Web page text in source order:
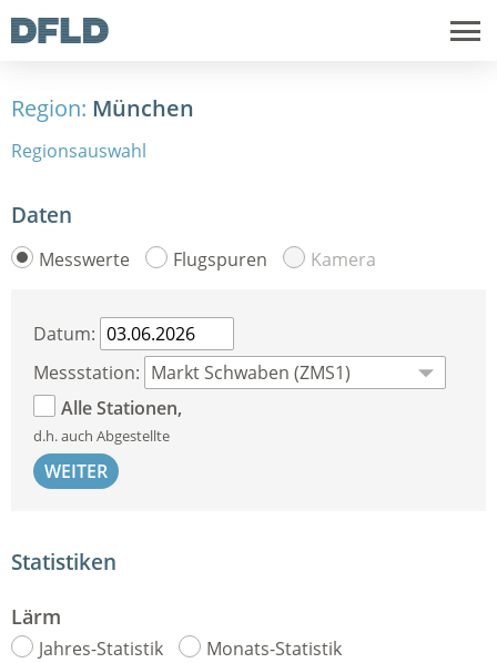
Region: München
Regionsauswahl
Daten
Messwerte Flugspuren Kamera
Datum:
Messstation:
Alle Stationen,
d.h. auch Abgestellte
WEITER
Statistiken
Lärm
Jahres-Statistik
Monats-Statistik